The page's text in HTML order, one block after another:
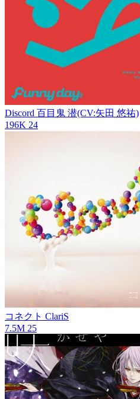
Discord 百目鬼 潜(CV:矢田 悠祐)
196K 24
コネクト ClariS
7.5M 25